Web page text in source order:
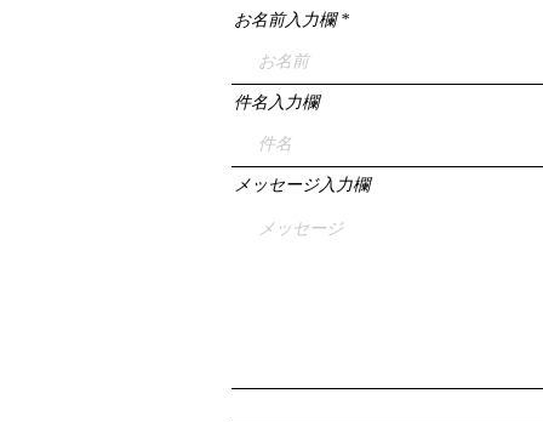
お名前入力欄
件名入力欄
メッセージ入力欄